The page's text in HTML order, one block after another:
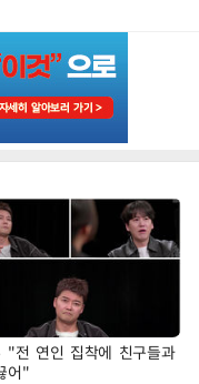
"전 연인 집착에 친구들과
어"